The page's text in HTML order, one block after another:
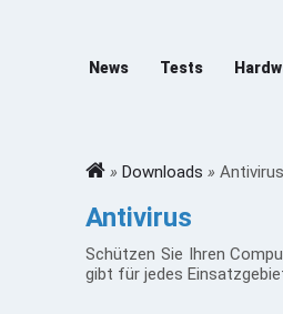
News Tests
» Downloads » Antivirus
Antivirus
Schützen Sie Ihren
gibt für jedes